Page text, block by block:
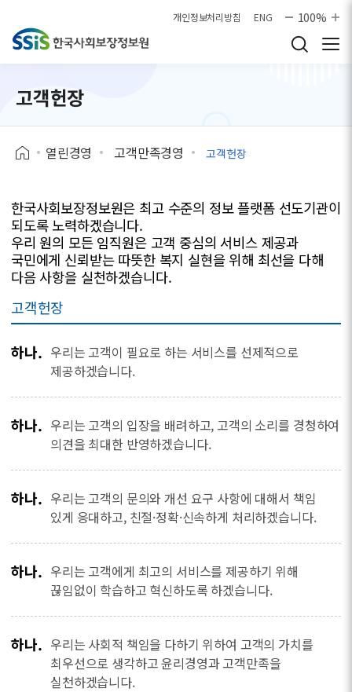
개인정보처리방침 ENG 100%
고객헌장
열린경영 고객만족경영 고객헌장
한국사회보장정보원은 최고 수준의 정보 플랫폼 선도기관이
되도록 노력하겠습니다.
우리 원의 모든 임직원은 고객 중심의 서비스 제공과
국민에게 신뢰받는 따뜻한 복지 실현을 위해 최선을 다해
다음 사항을 실천하겠습니다.
고객헌장
하나. 우리는 고객이 필요로 하는 서비스를 선제적으로
제공하겠습니다.
하나. 우리는 고객의 입장을 배려하고, 고객의 소리를 경청하여
의견을 최대한 반영하겠습니다.
하나. 우리는 고객의 문의와 개선 요구 사항에 대해서 책임
있게 응대하고, 친절·정확·신속하게 처리하겠습니다.
하나. 우리는 고객에게 최고의 서비스를 제공하기 위해
끊임없이 학습하고 혁신하도록 하겠습니다.
하나. 우리는 사회적 책임을 다하기 위하여 고객의 가치를
최우선으로 생각하고 윤리경영과 고객만족을
실천하겠습니다.